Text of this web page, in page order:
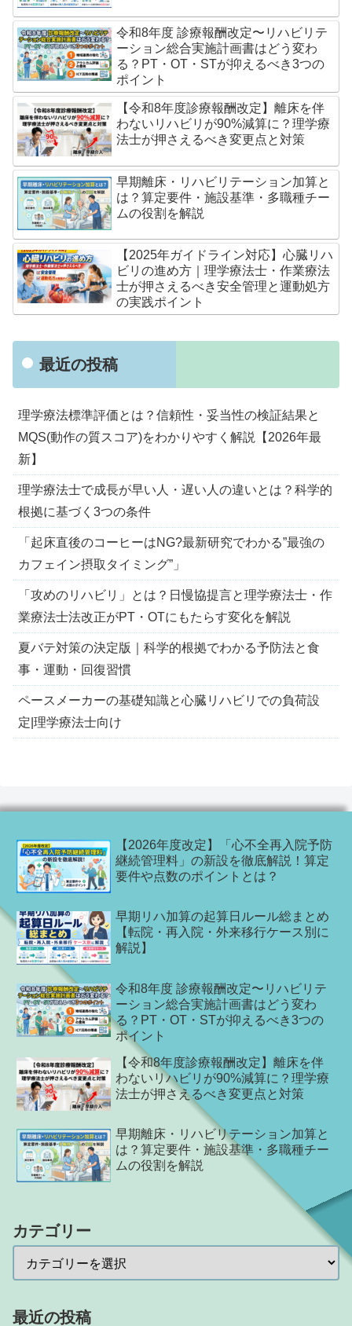
令和8年度 診療報酬改定〜リハビリテ
ーション総合実施計画書はどう変わ
る？PT・OT・STが抑えるべき3つの
ポイント
【令和8年度診療報酬改定】離床を伴
わないリハビリが90%減算に？理学療
法士が押さえるべき変更点と対策
早期離床・リハビリテーション加算と
は？算定要件・施設基準・多職種チー
ムの役割を解説
【2025年ガイドライン対応】心臓リハ
ビリの進め方｜理学療法士・作業療法
士が押さえるべき安全管理と運動処方
の実践ポイント
最近の投稿
理学療法標準評価とは？信頼性・妥当性の検証結果と
MQS(動作の質スコア)をわかりやすく解説【2026年最
新】
理学療法士で成長が早い人・遅い人の違いとは？科学的
根拠に基づく3つの条件
「起床直後のコーヒーはNG?最新研究でわかる”最強の
カフェイン摂取タイミング”」
「攻めのリハビリ」とは？日慢協提言と理学療法士・作
業療法士法改正がPT・OTにもたらす変化を解説
夏バテ対策の決定版｜科学的根拠でわかる予防法と食
事・運動・回復習慣
ペースメーカーの基礎知識と心臓リハビリでの負荷設
定|理学療法士向け
【2026年度改定】「心不全再入院予防
継続管理料」の新設を徹底解説！算定
要件や点数のポイントとは？
早期リハ加算の起算日ルール総まとめ
【転院・再入院・外来移行ケース別に
解説】
令和8年度 診療報酬改定〜リハビリテ
ーション総合実施計画書はどう変わ
る？PT・OT・STが抑えるべき3つの
ポイント
【令和8年度診療報酬改定】離床を伴
わないリハビリが90%減算に？理学療
法士が押さえるべき変更点と対策
早期離床・リハビリテーション加算と
は？算定要件・施設基準・多職種チー
ムの役割を解説
カテゴリー
最近の投稿